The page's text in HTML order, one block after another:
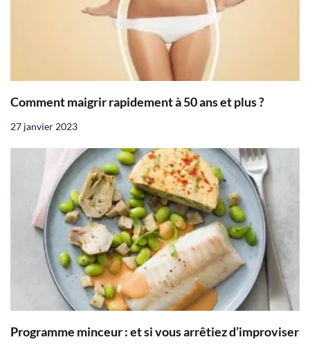
Comment maigrir rapidement à 50 ans et plus ?
27 janvier 2023
Programme minceur : et si vous arrêtiez d’improviser